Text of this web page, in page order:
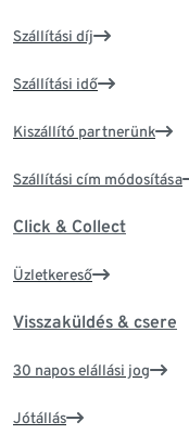
Szállítási díj
Szállítási idő
Kiszállító partnerünk
Szállítási cím módosítása
Click & Collect
Üzletkereső
Visszaküldés & csere
30 napos elállási jog
Jótállás